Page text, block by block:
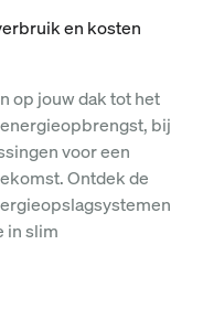
en kosten
op jouw dak tot het
bij
voor een
Ontdek de
in slim